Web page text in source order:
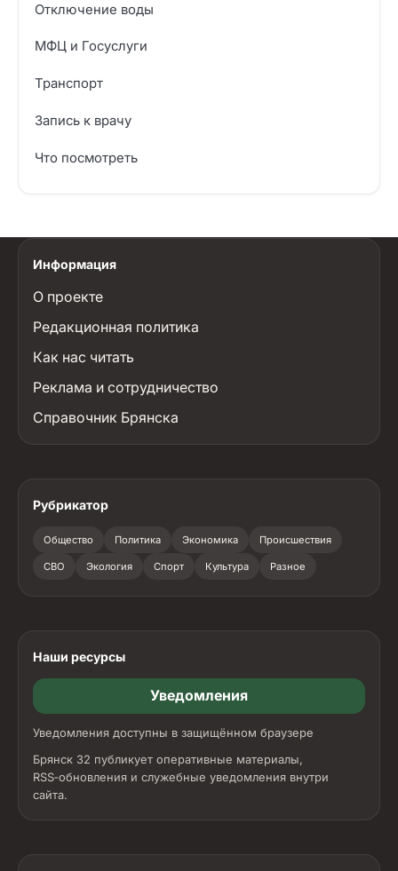
Отключение воды
МФЦ и Госуслуги
Транспорт
Запись к врачу
Что посмотреть
Информация
О проекте
Редакционная политика
Как нас читать
Реклама и сотрудничество
Справочник Брянска
Рубрикатор
Общество Политика Экономика Происшествия
СВО Экология Спорт Культура Разное
Наши ресурсы
Уведомления
Уведомления доступны в защищённом браузере
Брянск 32 публикует оперативные материалы,
RSS‑обновления и служебные уведомления внутри
сайта.